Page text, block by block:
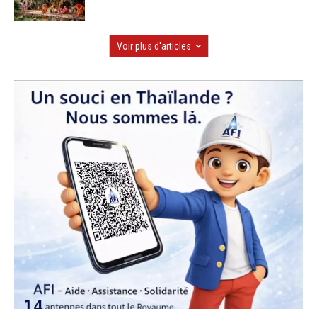
Voir plus d'articles